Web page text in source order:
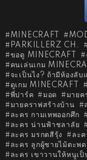
MINECRAFT
PARKILLERZ CH.
ขอดู MINECRAFT
คนเล่นเกม
จะเป็นไง? ถ้ามีห้องลั
ดูเกม MINECRAFT
พี่ปาร์ค
มอด มายค
มายคราฟสร้างบ้าน
ละคร กามเทพออกศึก
ละคร น่านฟ้าชลาลัย
ละคร มรกตสีรุ้ง
ละ
ละคร ลูกผู้ชายไม้ตะพด
ละคร เขาวานให้หนูเป็